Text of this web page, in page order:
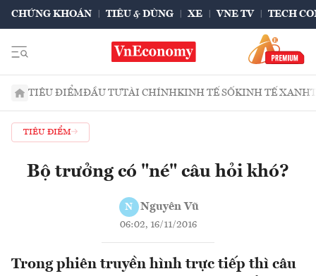
CHỨNG KHOÁN TIÊU & DÙNG XE VNE TV TECH
TIÊU ĐIỂMĐẦU TƯTÀI CHÍNHKINH TẾ SỐKINH TẾ XANH
TIÊU ĐIỂM
Bộ trưởng có "né" câu hỏi khó?
N Nguyên Vũ
06:02, 16/11/2016
Trong phiên truyền hình trực tiếp thì câu